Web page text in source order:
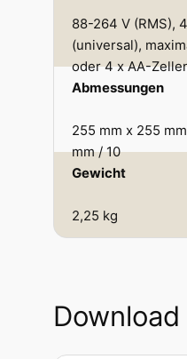
88-264 V (RMS),
(universal),
oder 4 x AA-
Abmessungen
255 mm x 255
mm / 10
Gewicht
2,25 kg
Download